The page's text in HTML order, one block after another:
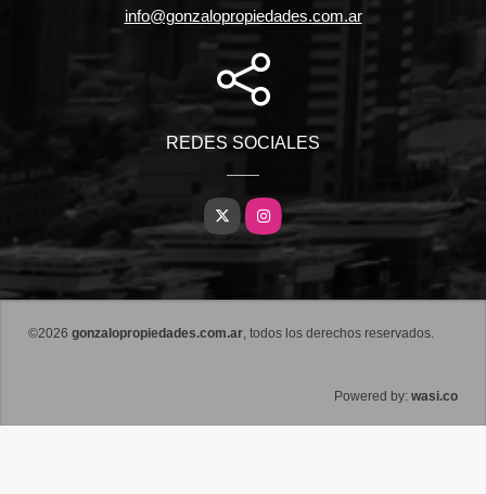
info@gonzalopropiedades.com.ar
REDES SOCIALES
X Instagram
©2026 gonzalopropiedades.com.ar, todos los derechos reservados.
Powered by: wasi.co